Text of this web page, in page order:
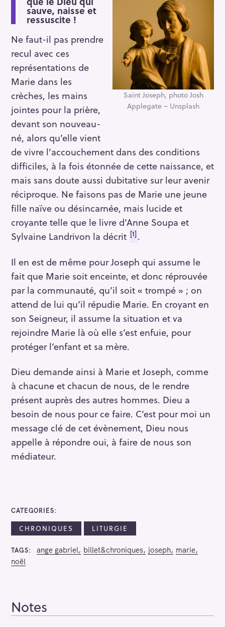
Saint Joseph, photo Josh
Applegate – Unsplash
sauve, naisse et
ressuscite !
Ne faut-il pas prendre
recul avec ces
représentations de
Marie dans les
crèches, les mains
jointes pour la prière,
devant son nouveau-
né, alors qu’elle vient
de vivre l’accouchement dans des conditions
difficiles, à la fois étonnée de cette naissance, et
mais sans doute aussi dubitative sur leur avenir
réciproque. Ne faisons pas de Marie une jeune
fille naïve ou désincarnée, mais lucide et
croyante telle que le livre d’Anne Soupa et
Sylvaine Landrivon la décrit [1] .
Il en est de même pour Joseph qui assume le
fait que Marie soit enceinte, et donc réprouvée
par la communauté, qu’il soit « trompé » ; on
attend de lui qu’il répudie Marie. En croyant en
son Seigneur, il assume la situation et va
rejoindre Marie là où elle s’est enfuie, pour
protéger l’enfant et sa mère.
Dieu demande ainsi à Marie et Joseph, comme
à chacune et chacun de nous, de le rendre
présent auprès des autres hommes. Dieu a
besoin de nous pour ce faire. C’est pour moi un
message clé de cet évènement, Dieu nous
appelle à répondre oui, à faire de nous son
médiateur.
CATEGORIES
CHRONIQUES LITURGIE
TAGS ange gabriel billet&chroniques joseph
marie
noël
Notes